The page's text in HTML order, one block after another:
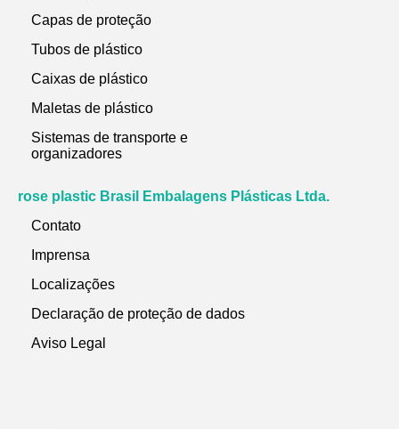
Capas de proteção
Tubos de plástico
Caixas de plástico
Maletas de plástico
Sistemas de transporte e
organizadores
rose plastic Brasil Embalagens Plásticas Ltda.
Contato
Imprensa
Localizações
Declaração de proteção de dados
Aviso Legal